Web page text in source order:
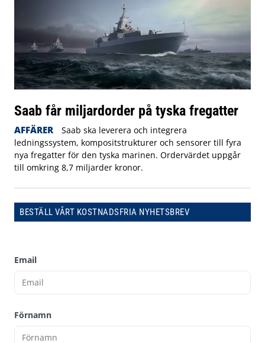
Saab får miljardorder på tyska fregatter
AFFÄRER
Saab ska leverera och integrera
ledningssystem, kompositstrukturer och sensorer till fyra
nya fregatter för den tyska marinen. Ordervärdet uppgår
till omkring 8,7 miljarder kronor.
BESTÄLL VÅRT KOSTNADSFRIA NYHETSBREV
Email
Förnamn